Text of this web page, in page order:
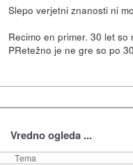
Slepo verjetni znanosti ni
Recimo en primer. 30 let
PRetežno je ne gre so po
Vredno ogleda ...
Tema